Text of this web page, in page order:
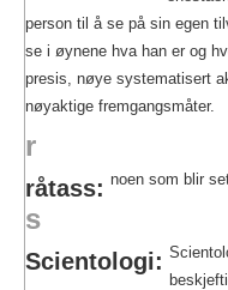
person til å se på sin egen
se i øynene hva han er og
presis, nøye systematisert
nøyaktige fremgangsmåter.
r
råtass: noen som blir
s
Scientologi: